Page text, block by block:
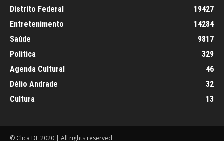
Distrito Federal
19427
Entretenimento
14284
Saúde
9817
Politica
329
Agenda Cultural
46
Délio Andrade
32
Cultura
13
© Clica DF 2020 | All rights reserved